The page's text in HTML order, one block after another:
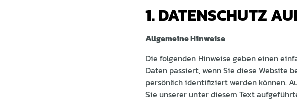
1. DATENSCHUTZ
Allgemeine Hinweise
Die folgenden Hinweise geben einen
Daten passiert, wenn Sie diese Website
persönlich identifiziert werden können.
Sie unserer unter diesem Text